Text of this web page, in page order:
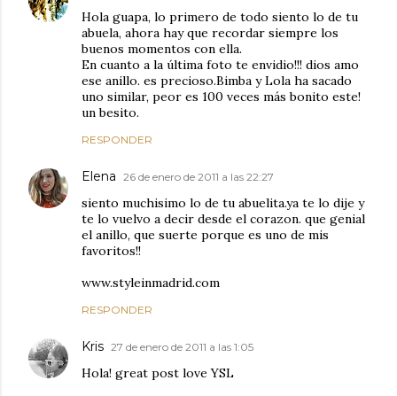
Hola guapa, lo primero de todo siento lo de tu
abuela, ahora hay que recordar siempre los
buenos momentos con ella.
En cuanto a la última foto te envidio!!! dios amo
ese anillo. es precioso.Bimba y Lola ha sacado
uno similar, peor es 100 veces más bonito este!
un besito.
RESPONDER
Elena 26 de enero de 2011 a las 22:27
siento muchisimo lo de tu abuelita.ya te lo dije y
te lo vuelvo a decir desde el corazon. que genial
el anillo, que suerte porque es uno de mis
favoritos!!
www.styleinmadrid.com
RESPONDER
Kris 27 de enero de 2011 a las 1:05
Hola! great post love YSL